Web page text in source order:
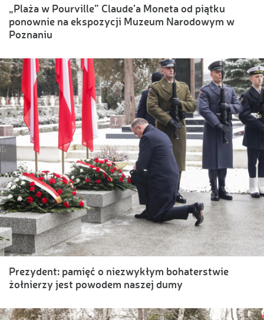
„Plaża w Pourville” Claude’a Moneta od piątku
ponownie na ekspozycji Muzeum Narodowym w
Poznaniu
Prezydent: pamięć o niezwykłym bohaterstwie
żołnierzy jest powodem naszej dumy